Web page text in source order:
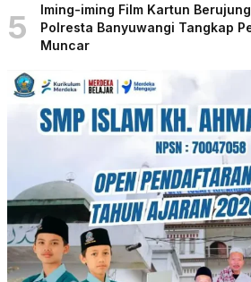
5
Iming-iming Film Kartun
Polresta Banyuwangi Tangkap
Muncar